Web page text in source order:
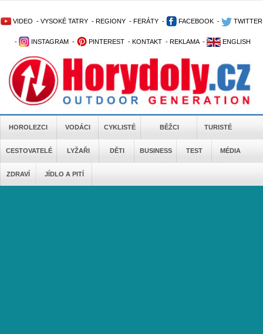
VIDEO - VYSOKÉ TATRY - REGIONY - FERÁTY - FACEBOOK - TWITTER
- INSTAGRAM - PINTEREST - KONTAKT - REKLAMA - ENGLISH
HOROLEZCI VODÁCI CYKLISTÉ BĚŽCI TURISTÉ
CESTOVATELÉ LYŽAŘI DĚTI BUSINESS TEST MÉDIA
ZDRAVÍ JÍDLO A PITÍ